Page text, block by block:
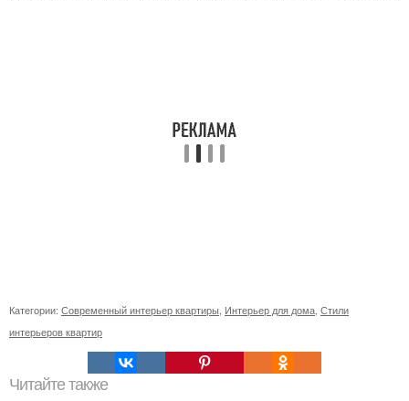
Категории: Современный интерьер квартиры Интерьер для дома Стили
интерьеров квартир
Читайте также